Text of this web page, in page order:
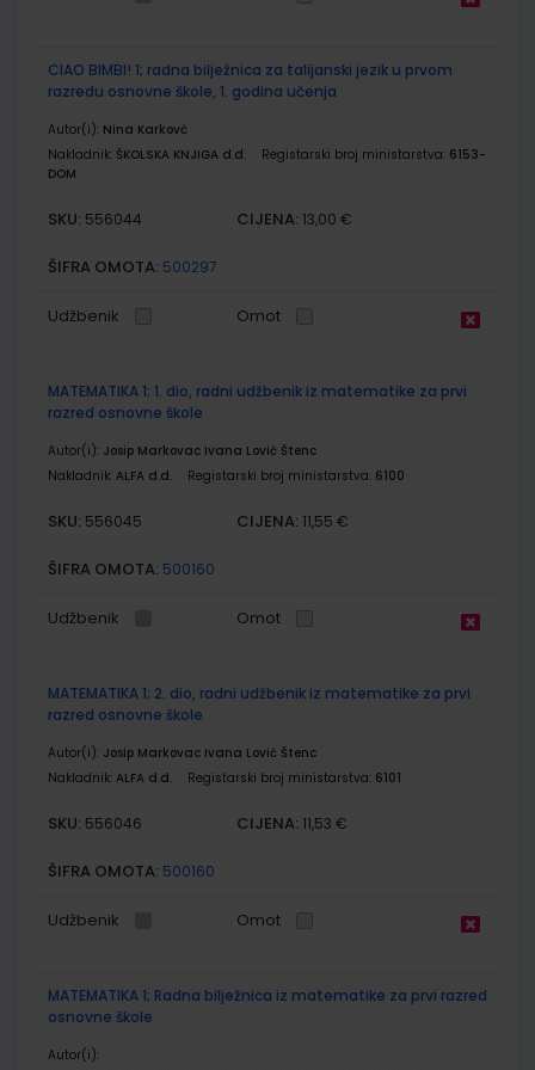
CIAO BIMBI! 1; radna bilježnica za talijanski jezik u prvom
razredu osnovne škole, 1. godina učenja
Autor(i): Nina Karkovć
Nakladnik: ŠKOLSKA KNJIGA d.d. Registarski broj ministarstva: 6153-
DOM
SKU: 556044 CIJENA: 13,00 €
ŠIFRA OMOTA: 500297
Udžbenik Omot
MATEMATIKA 1; 1. dio, radni udžbenik iz matematike za prvi
razred osnovne škole
Autor(i): Josip Markovac Ivana Lović Štenc
Nakladnik: ALFA d.d. Registarski broj ministarstva: 6100
SKU: 556045 CIJENA: 11,55 €
ŠIFRA OMOTA: 500160
Udžbenik Omot
MATEMATIKA 1; 2. dio, radni udžbenik iz matematike za prvi
razred osnovne škole
Autor(i): Josip Markovac Ivana Lović Štenc
Nakladnik: ALFA d.d. Registarski broj ministarstva: 6101
SKU: 556046 CIJENA: 11,53 €
ŠIFRA OMOTA: 500160
Udžbenik Omot
MATEMATIKA 1; Radna bilježnica iz matematike za prvi razred
osnovne škole
Autor(i):